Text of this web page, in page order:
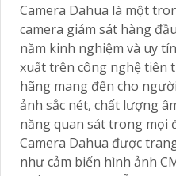
Camera Dahua là một
camera giám sát hàng
năm kinh nghiệm và uy
xuất trên công nghệ tiên
hãng mang đến cho
ảnh sắc nét, chất lượng
năng quan sát trong mọi
Camera Dahua được
như cảm biến hình ảnh